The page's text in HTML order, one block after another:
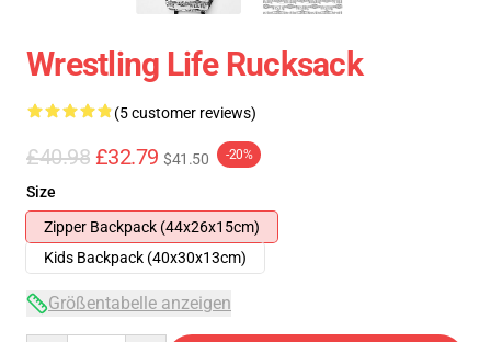
Wrestling Life Rucksack
(5 customer reviews)
£40.98 £32.79 $41.50 -20%
Size
Zipper Backpack (44x26x15cm)
Kids Backpack (40x30x13cm)
Größentabelle anzeigen